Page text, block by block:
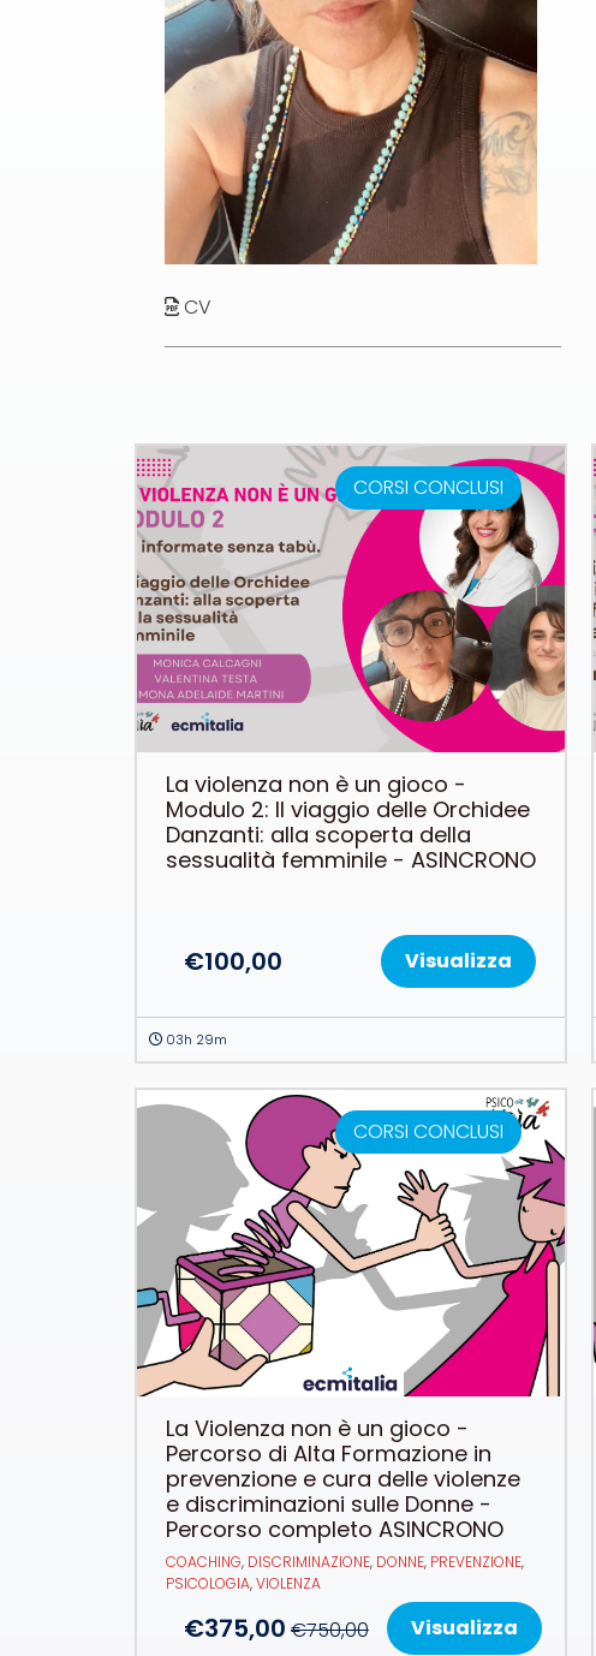
CV
CORSI CONCLUSI
La violenza non è un gioco -
Modulo 2: Il viaggio delle Orchidee
Danzanti: alla scoperta della
sessualità femminile - ASINCRONO
€100,00 Visualizza
03h 29m
CORSI CONCLUSI
La Violenza non è un gioco -
Percorso di Alta Formazione in
prevenzione e cura delle violenze
e discriminazioni sulle Donne -
Percorso completo ASINCRONO
COACHING, DISCRIMINAZIONE, DONNE, PREVENZIONE,
PSICOLOGIA,VIOLENZA
€375,00 €750,00 Visualizza